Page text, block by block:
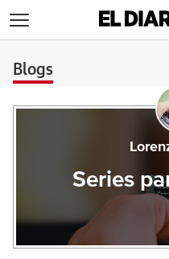
Blogs
Series